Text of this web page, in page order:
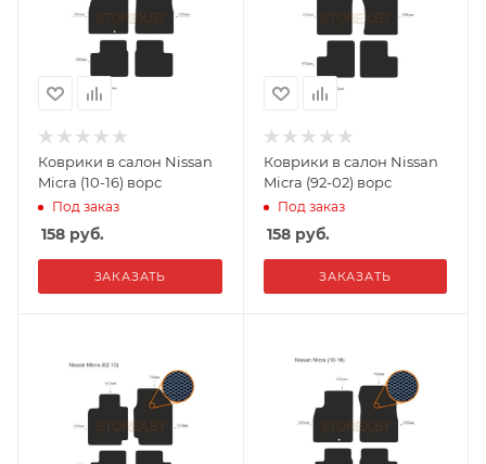
Коврики в салон Nissan
Micra (10-16) ворс
Под заказ
158 руб.
ЗАКАЗАТЬ
Коврики в салон Nissan
Micra (92-02) ворс
Под заказ
158руб.
ЗАКАЗАТЬ